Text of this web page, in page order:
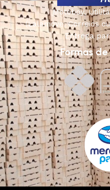
Motoboy,
(Lalamove, Correios
Entrega
Formas